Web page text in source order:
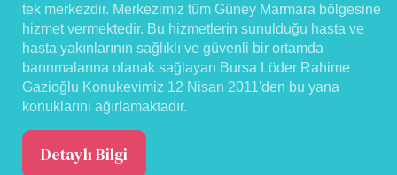
tek merkezdir. Merkezimiz tüm Güney Marmara bölgesine
hizmet vermektedir. Bu hizmetlerin sunulduğu hasta ve
hasta yakınlarının sağlıklı ve güvenli bir ortamda
barınmalarına olanak sağlayan Bursa Löder Rahime
Gazioğlu Konukevimiz 12 Nisan 2011'den bu yana
konuklarını ağırlamaktadır.
Detaylı Bilgi